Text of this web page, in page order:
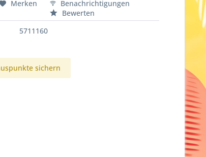
Merken
Benachrichtigungen
Bewerten
5711160
sichern